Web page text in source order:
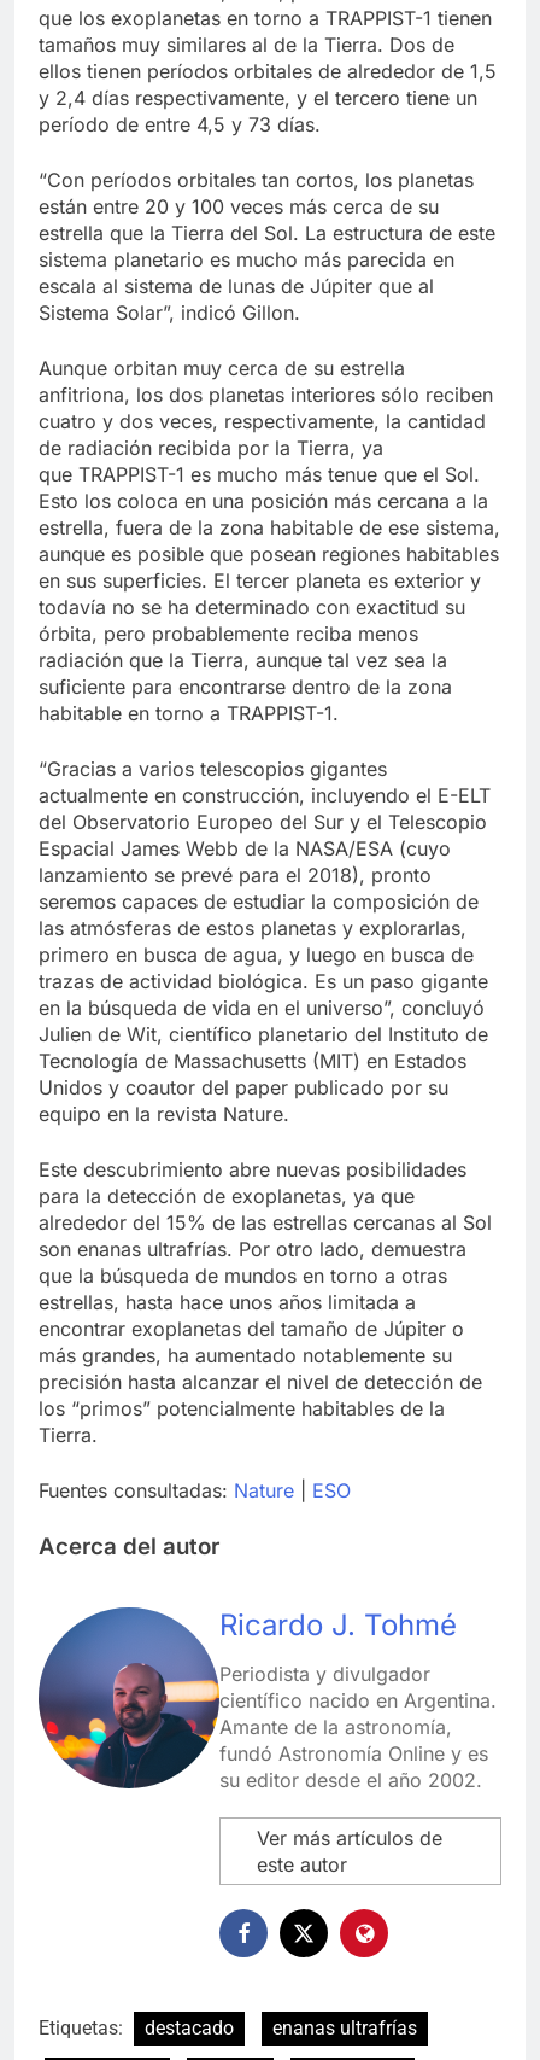
que los exoplanetas en torno a TRAPPIST-1 tienen
tamaños muy similares al de la Tierra. Dos de
ellos tienen períodos orbitales de alrededor de 1,5
y 2,4 días respectivamente, y el tercero tiene un
período de entre 4,5 y 73 días.
“Con períodos orbitales tan cortos, los planetas
están entre 20 y 100 veces más cerca de su
estrella que la Tierra del Sol. La estructura de este
sistema planetario es mucho más parecida en
escala al sistema de lunas de Júpiter que al
Sistema Solar”, indicó Gillon.
Aunque orbitan muy cerca de su estrella
anfitriona, los dos planetas interiores sólo reciben
cuatro y dos veces, respectivamente, la cantidad
de radiación recibida por la Tierra, ya
que TRAPPIST-1 es mucho más tenue que el Sol.
Esto los coloca en una posición más cercana a la
estrella, fuera de la zona habitable de ese sistema,
aunque es posible que posean regiones habitables
en sus superficies. El tercer planeta es exterior y
todavía no se ha determinado con exactitud su
órbita, pero probablemente reciba menos
radiación que la Tierra, aunque tal vez sea la
suficiente para encontrarse dentro de la zona
habitable en torno a TRAPPIST-1.
“Gracias a varios telescopios gigantes
actualmente en construcción, incluyendo el E-ELT
del Observatorio Europeo del Sur y el Telescopio
Espacial James Webb de la NASA/ESA (cuyo
lanzamiento se prevé para el 2018), pronto
seremos capaces de estudiar la composición de
las atmósferas de estos planetas y explorarlas,
primero en busca de agua, y luego en busca de
trazas de actividad biológica. Es un paso gigante
en la búsqueda de vida en el universo”, concluyó
Julien de Wit, científico planetario del Instituto de
Tecnología de Massachusetts (MIT) en Estados
Unidos y coautor del paper publicado por su
equipo en la revista Nature.
Este descubrimiento abre nuevas posibilidades
para la detección de exoplanetas, ya que
alrededor del 15% de las estrellas cercanas al Sol
son enanas ultrafrías. Por otro lado, demuestra
que la búsqueda de mundos en torno a otras
estrellas, hasta hace unos años limitada a
encontrar exoplanetas del tamaño de Júpiter o
más grandes, ha aumentado notablemente su
precisión hasta alcanzar el nivel de detección de
los “primos” potencialmente habitables de la
Tierra.
Fuentes consultadas: Nature ESO
Acerca del autor
Ricardo J. Tohmé
Periodista y divulgador
científico nacido en Argentina.
Amante de la astronomía,
fundó Astronomía Online y es
su editor desde el año 2002.
Ver más artículos de
este autor
Etiquetas: destacado
enanas ultrafrías